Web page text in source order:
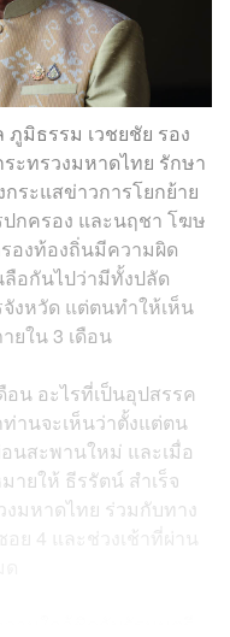
มิธรรม เวชยชัย รอง
ะทรวงมหาดไทย รักษา
ระแสข่าวการโยกย้าย
กครอง และนฤชา โฆษ
องท้องถิ่นมีความผิด
อกันไปว่ามีทั้งปลัด
งหวัด แต่ตนทำให้เห็น
ยใน 3 เดือน
น อะไรที่เป็นอุปสรรค
านจะเห็นว่าตั้งแต่ตน
นสะพานใหม่ และเมื่อ
ยให้ ธีรรัตน์ สำเร็จ
มหาดไทย ร่วมกับทาง
ย 4 และช่วงเช้าที่ผ่าน